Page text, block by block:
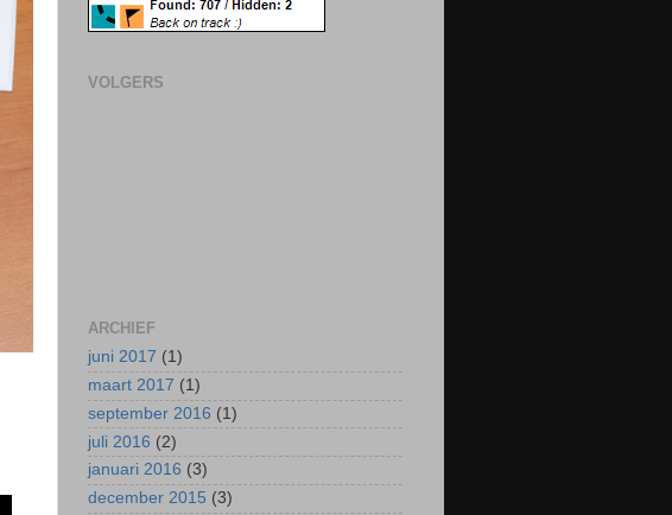
VOLGERS
ARCHIEF
juni 2017 (1)
maart 2017 (1)
september 2016 (1)
juli 2016 (2)
januari 2016 (3)
december 2015 (3)